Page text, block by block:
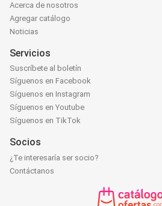
Acerca de nosotros
Agregar catálogo
Noticias
Servicios
Suscríbete al boletín
Síguenos en Facebook
Síguenos en Instagram
Síguenos en Youtube
Síguenos en TikTok
Socios
¿Te interesaría ser socio?
Contáctanos